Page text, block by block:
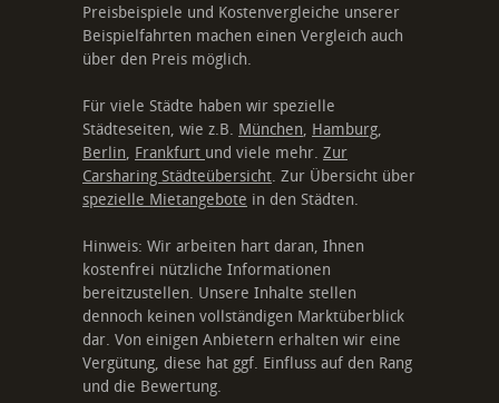
Preisbeispiele und Kostenvergleiche unserer
Beispielfahrten machen einen Vergleich auch
über den Preis möglich.
Für viele Städte haben wir spezielle
Städteseiten, wie z.B. München, Hamburg,
Berlin, Frankfurt und viele mehr. Zur
Carsharing Städteübersicht. Zur Übersicht über
spezielle Mietangebote in den Städten.
Hinweis: Wir arbeiten hart daran, Ihnen
kostenfrei nützliche Informationen
bereitzustellen. Unsere Inhalte stellen
dennoch keinen vollständigen Marktüberblick
dar. Von einigen Anbietern erhalten wir eine
Vergütung, diese hat ggf. Einfluss auf den Rang
und die Bewertung.